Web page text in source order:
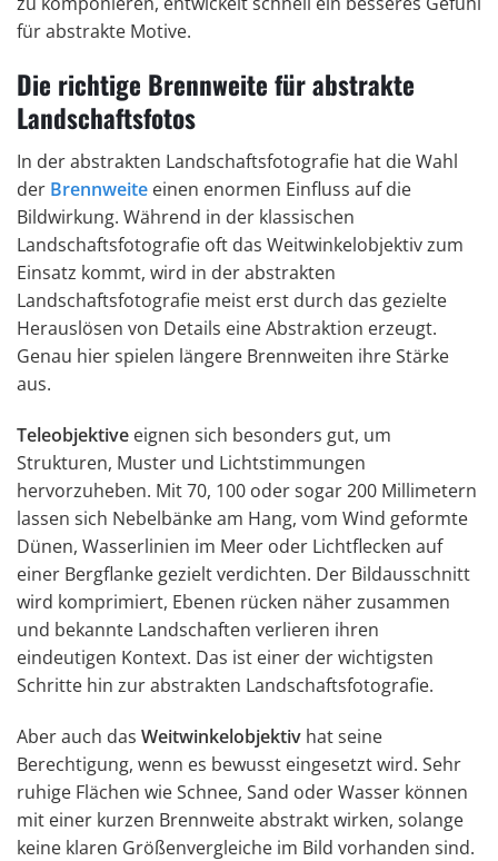
für abstrakte Motive.
Die richtige Brennweite für abstrakte
Landschaftsfotos
In der abstrakten Landschaftsfotografie hat die Wahl
der Brennweite einen enormen Einfluss auf die
Bildwirkung. Während in der klassischen
Landschaftsfotografie oft das Weitwinkelobjektiv zum
Einsatz kommt, wird in der abstrakten
Landschaftsfotografie meist erst durch das gezielte
Herauslösen von Details eine Abstraktion erzeugt.
Genau hier spielen längere Brennweiten ihre Stärke
aus.
Teleobjektive eignen sich besonders gut, um
Strukturen, Muster und Lichtstimmungen
hervorzuheben. Mit 70, 100 oder sogar 200 Millimetern
lassen sich Nebelbänke am Hang, vom Wind geformte
Dünen, Wasserlinien im Meer oder Lichtflecken auf
einer Bergflanke gezielt verdichten. Der Bildausschnitt
wird komprimiert, Ebenen rücken näher zusammen
und bekannte Landschaften verlieren ihren
eindeutigen Kontext. Das ist einer der wichtigsten
Schritte hin zur abstrakten Landschaftsfotografie.
Aber auch das Weitwinkelobjektiv hat seine
Berechtigung, wenn es bewusst eingesetzt wird. Sehr
ruhige Flächen wie Schnee, Sand oder Wasser können
mit einer kurzen Brennweite abstrakt wirken, solange
keine klaren Größenvergleiche im Bild vorhanden sind.